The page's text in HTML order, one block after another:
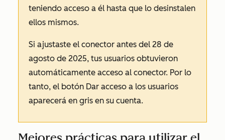
teniendo acceso a él hasta que lo desinstalen
ellos mismos.
Si ajustaste el conector antes del 28 de
agosto de 2025, tus usuarios obtuvieron
automáticamente acceso al conector. Por lo
tanto, el botón Dar acceso a los usuarios
aparecerá en gris en su cuenta.